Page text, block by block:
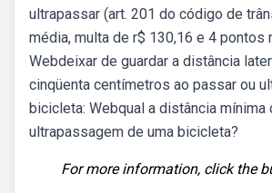
ultrapassar (art. 201 do código de
média, multa de r$ 130,16 e 4 pontos
Webdeixar de guardar a distância
cinqüenta centímetros ao passar ou
bicicleta: Webqual a distância mínima
ultrapassagem de uma bicicleta?
For more information, click the